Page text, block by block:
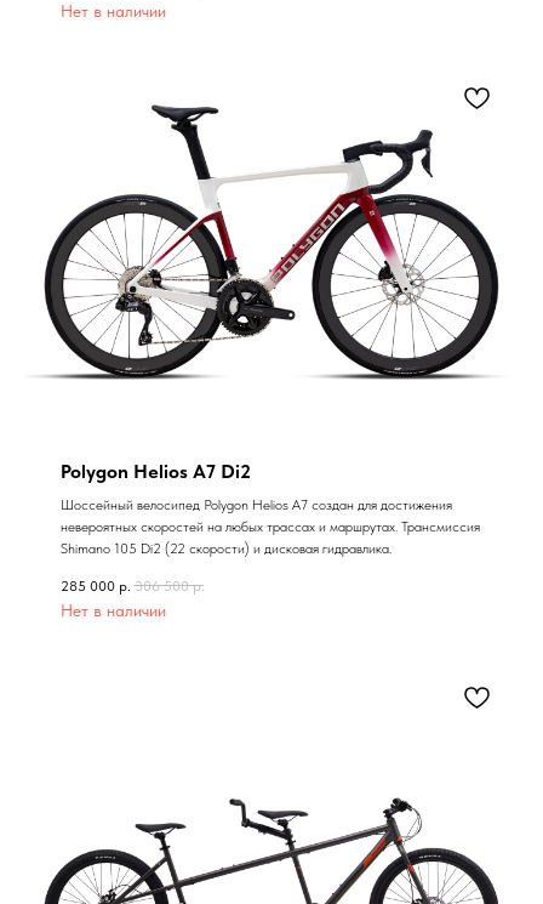
Нет в наличии
Polygon Helios A7 Di2
Шоссейный велосипед Polygon Helios A7 создан для достижения
невероятных скоростей на любых трассах и маршрутах. Трансмиссия
Shimano 105 Di2 (22 скорости) и дисковая гидравлика.
285 000 р. 306 500 р.
Нет в наличии